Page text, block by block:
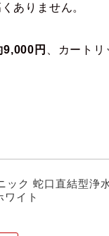
ありません。
円
、カート
ック 蛇口直結型浄
イト